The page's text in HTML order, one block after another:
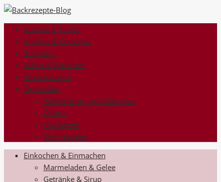
Kuchen & Torten
Muffins & Cupcakes
Toppings
Kekse & Plätzchen
Kinderrezepte
Saisonales
Valentinstag und Muttertag
Ostern
Halloween
Weihnachten
Einkochen & Einmachen
Marmeladen & Gelee
Getränke & Sirup